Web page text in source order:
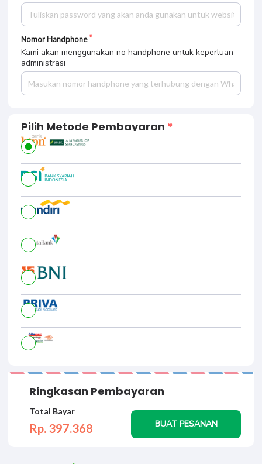
Nomor Handphone
Kami akan menggunakan no handphone untuk keperluan
administrasi
Pilih Metode Pembayaran
Ringkasan Pembayaran
Total Bayar
Rp. 397.368 BUAT PESANAN